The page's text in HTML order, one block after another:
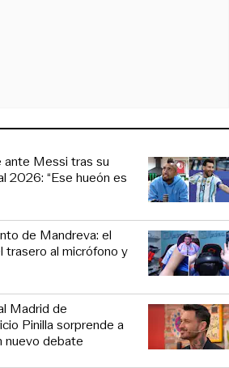
ante Messi tras su
2026: “Ese hueón es
de Mandreva: el
trasero al micrófono y
Madrid de
Pinilla sorprende a
nuevo debate